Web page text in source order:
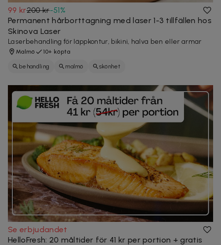
99 kr200 kr-51%
Permanent hårborttagning med laser 1-3 tillfällen hos
Skinova Laser
Laserbehandling för läppkontur, bikini, halva ben eller armar
Malmö 10+ köpta
behandling malmö skönhet
Se erbjudandet
HelloFresh: 20 måltider för 41 kr per portion + gratis